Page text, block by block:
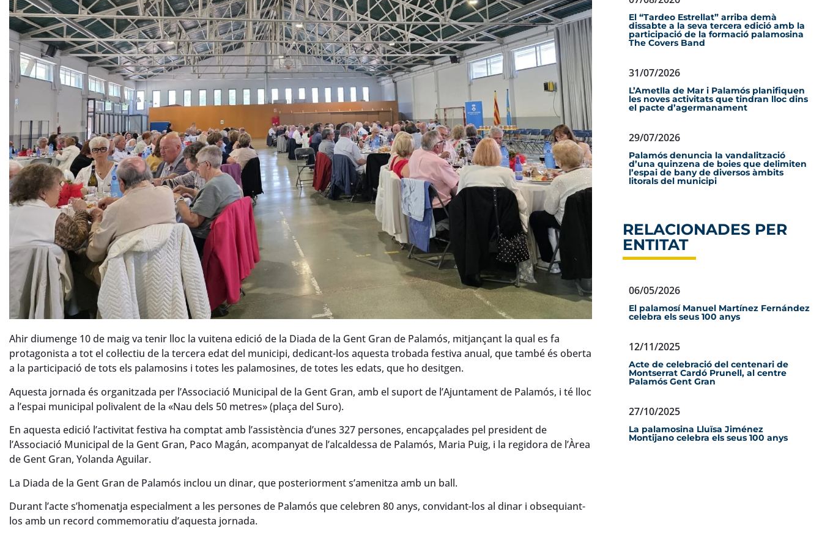
Ahir diumenge 10 de maig va tenir lloc la vuitena edició de la Diada de la Gent Gran de Palamós, mitjançant la qual es fa
protagonista a tot el col·lectiu de la tercera edat del municipi, dedicant-los aquesta trobada festiva anual, que també és oberta
a la participació de tots els palamosins i totes les palamosines, de totes les edats, que ho desitgen.
Aquesta jornada és organitzada per l’Associació Municipal de la Gent Gran, amb el suport de l’Ajuntament de Palamós, i té lloc
a l’espai municipal polivalent de la «Nau dels 50 metres» (plaça del Suro).
En aquesta edició l’activitat festiva ha comptat amb l’assistència d’unes 327 persones, encapçalades pel president de
l’Associació Municipal de la Gent Gran, Paco Magán, acompanyat de l’alcaldessa de Palamós, Maria Puig, i la regidora de l’Àrea
de Gent Gran, Yolanda Aguilar.
La Diada de la Gent Gran de Palamós inclou un dinar, que posteriorment s’amenitza amb un ball.
Durant l’acte s’homenatja especialment a les persones de Palamós que celebren 80 anys, convidant-los al dinar i obsequiant-
los amb un record commemoratiu d’aquesta jornada.
El “Tardeo Estrellat” arriba demà
dissabte a la seva tercera edició amb la
participació de la formació palamosina
The Covers Band
31/07/2026
L’Ametlla de Mar i Palamós planifiquen
les noves activitats que tindran lloc dins
el pacte d’agermanament
29/07/2026
Palamós denuncia la vandalització
d’una quinzena de boies que delimiten
l’espai de bany de diversos àmbits
litorals del municipi
RELACIONADES PER
ENTITAT
06/05/2026
El palamosí Manuel Martínez Fernández
celebra els seus 100 anys
12/11/2025
Acte de celebració del centenari de
Montserrat Cardó Prunell, al centre
Palamós Gent Gran
27/10/2025
La palamosina Lluïsa Jiménez
Montijano celebra els seus 100 anys